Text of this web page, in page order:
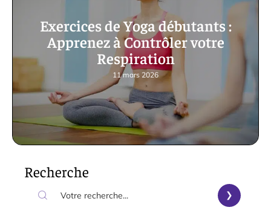
Exercices de Yoga débutants :
Apprenez à Contrôler votre
Respiration
11 mars 2026
Recherche